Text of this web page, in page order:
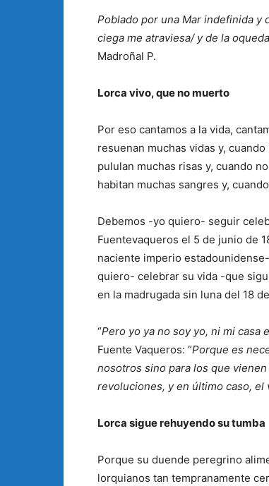
Poblado por una Mar indefinida y
ciega me atraviesa/ y de la
Madroñal P.
Lorca vivo, que no muerto
Por eso cantamos a la vida,
resuenan muchas vidas y,
pululan muchas risas y, cuando
habitan muchas sangres y,
Debemos -yo quiero- seguir
Fuentevaqueros el 5 de junio de
naciente imperio
quiero- celebrar su vida -que
en la madrugada sin luna del 18
“Pero yo ya no soy yo, ni mi casa
Fuente Vaqueros: “Porque es
nosotros sino para los que
revoluciones, y en último caso,
Lorca sigue rehuyendo su tumba
Porque su duende peregrino
lorquianos tan tempranamente